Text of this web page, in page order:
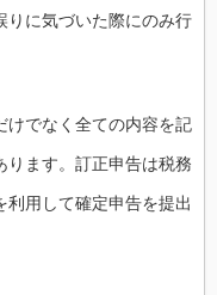
りに気づいた際にのみ行
けでなく全ての内容を記
ります。訂正申告は税務
用して確定申告を提出